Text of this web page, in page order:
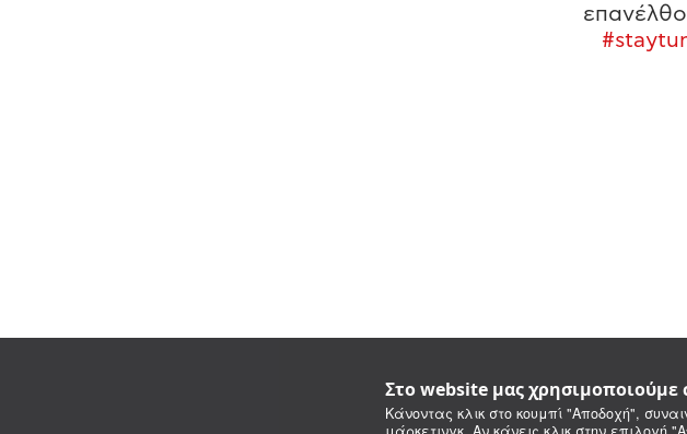
Στο website μας χρησιμοποιούμε
Κάνοντας κλικ στο κουμπί "Αποδοχή",